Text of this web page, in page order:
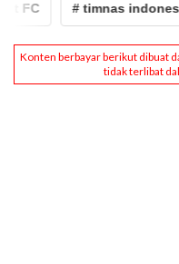
FC # timnas indonesia